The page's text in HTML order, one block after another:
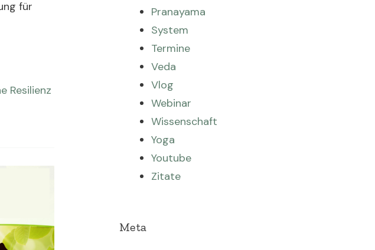
für
Resilienz
Pranayama
System
Termine
Veda
Vlog
Webinar
Wissenschaft
Yoga
Youtube
Zitate
Meta